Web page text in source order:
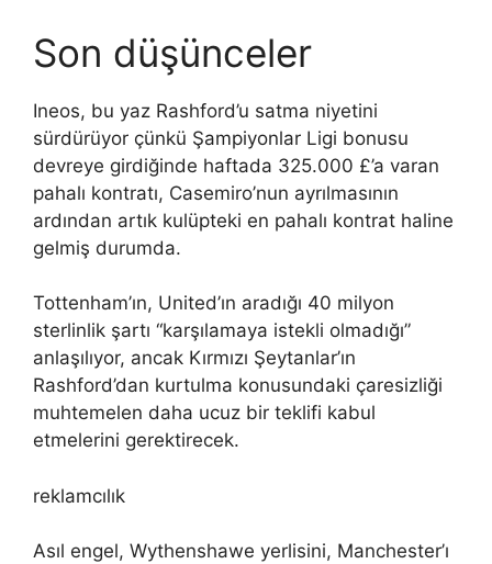
Son düşünceler
Ineos, bu yaz Rashford’u satma niyetini
sürdürüyor çünkü Şampiyonlar Ligi bonusu
devreye girdiğinde haftada 325.000 £’a varan
pahalı kontratı, Casemiro’nun ayrılmasının
ardından artık kulüpteki en pahalı kontrat haline
gelmiş durumda.
Tottenham’ın, United’ın aradığı 40 milyon
sterlinlik şartı “karşılamaya istekli olmadığı”
anlaşılıyor, ancak Kırmızı Şeytanlar’ın
Rashford’dan kurtulma konusundaki çaresizliği
muhtemelen daha ucuz bir teklifi kabul
etmelerini gerektirecek.
reklamcılık
Asıl engel, Wythenshawe yerlisini, Manchester’ı